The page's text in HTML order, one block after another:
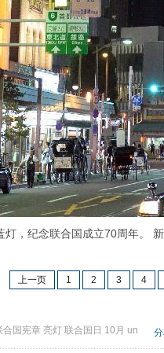
纪念联合国成立70周年。 新
上一页 1 2 3 4
合国宪章 亮灯 联合国日 10月 un